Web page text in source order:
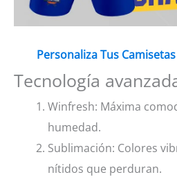
Personaliza Tus
Tecnología
Winfresh: Máxima
humedad.
Sublimación: Colores
nítidos que perduran.